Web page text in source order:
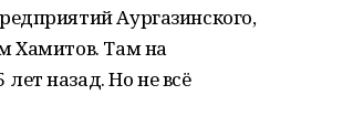
Аургазинского,
Хамитов. Там на
назад. Но не всё